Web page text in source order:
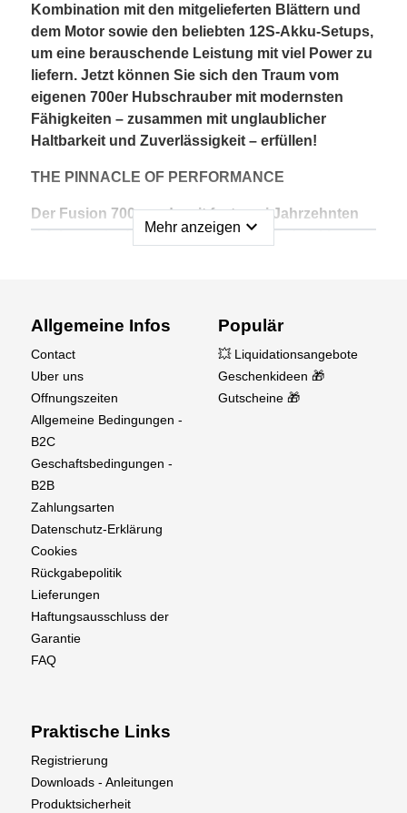
Kombination mit den mitgelieferten Blättern und
dem Motor sowie den beliebten 12S-Akku-Setups,
um eine berauschende Leistung mit viel Power zu
liefern. Jetzt können Sie sich den Traum vom
eigenen 700er Hubschrauber mit modernsten
Fähigkeiten – zusammen mit unglaublicher
Haltbarkeit und Zuverlässigkeit – erfüllen!
THE PINNACLE OF PERFORMANCE
Der Fusion 700 wurde mit fast zwei Jahrzehnten
Erfahrung in der Konstruktion und Entwicklung
robusten und zuverlässigen Zelle, die für Sport-,
Präzisions- und aggressive 3D-Flüge auf Profi-
Niveau geeignet ist. Die extrem widerstandsfähige
Zelle aus Kohlefaser und Aluminium lässt sich
schnell zusammenbauen und ist einfach zu
warten und zu reparieren. Das Delrin®
mitgelieferten 4735-540Kv bürstenlosen
unglaubliches Drehmoment und Leistung mit den
beliebten 12S oder zwei Stück 6S 4000-5000mAh
Leitwerk aus gefrästem Aluminium sorgt bei
jedem Flug für eine stabile Heckleistung. Egal, ob
Sie ein fortgeschrittener Pilot sind, der zum ersten
bereits ein Weltklasse-3D-Pilot sind, der Fusion
Der Fusion 700 ist als Bausatz erhältlich, der den
Motor sowie einen 700-mm-Hauptrotor aus
Kohlefaser und 105-mm-Heckrotorblätter enthält,
Mehr anzeigen expand_more
Allgemeine Infos
Contact
Uber uns
Offnungszeiten
Allgemeine Bedingungen -
B2C
Geschaftsbedingungen -
B2B
Zahlungsarten
Datenschutz-Erklärung
Cookies
Rückgabepolitik
Lieferungen
Haftungsausschluss der
Garantie
FAQ
Populär
💥 Liquidationsangebote
Geschenkideen 🎁
Gutscheine 🎁
Praktische Links
Registrierung
Downloads - Anleitungen
Produktsicherheit